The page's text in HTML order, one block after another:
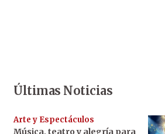
Últimas Noticias
Arte y Espectáculos
Música, teatro y alegría para